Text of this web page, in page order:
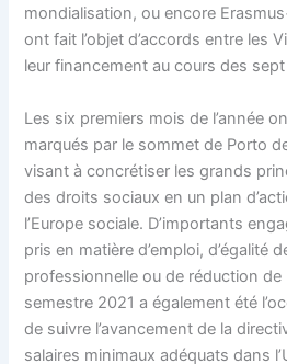
mondialisation, ou encore
ont fait l’objet d’accords entre les
leur financement au cours des
Les six premiers mois de l’année
marqués par le sommet de Porto
visant à concrétiser les grands
des droits sociaux en un plan
l’Europe sociale. D’importants
pris en matière d’emploi, d’égalité
professionnelle ou de réduction de
semestre 2021 a également été
de suivre l’avancement de la
salaires minimaux adéquats dans